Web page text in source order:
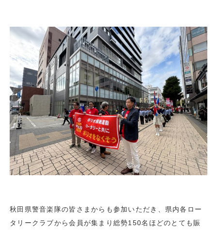
秋田県警音楽隊の皆さまからも参加いただき、県内各ロー
タリークラブから会員が集まり総勢150名ほどのとても賑